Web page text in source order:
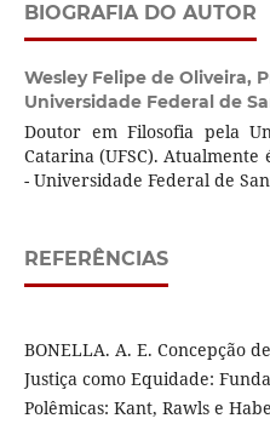
BIOGRAFIA DO AUTOR
Wesley Felipe de Oliveira,
Universidade Federal de
Doutor em Filosofia pela
Catarina (UFSC). Atualmente
- Universidade Federal de
REFERÊNCIAS
BONELLA. A. E. Concepção
Justiça como Equidade:
Polêmicas: Kant, Rawls e